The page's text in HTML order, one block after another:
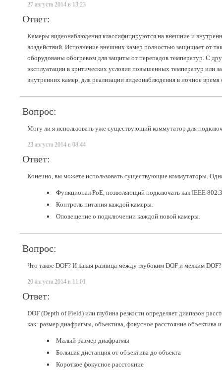
27 августа 2014 в 13:23
Ответ:
Камеры видеонаблюдения классифицируются на внешние и
воздействий. Исполнение внешних камер полностью защищает от
оборудованы обогревом для защиты от перепадов температур. С
эксплуатации в критических условия повышенных температур
внутренних камер, для реализации видеонаблюдения в ночное время
Вопрос:
Могу ли я использовать уже существующий коммутатор для
23 августа 2014 в 08:44
Ответ:
Конечно, вы можете использовать существующие коммутаторы.
Функционал PoE, позволяющий подключать как IEEE
Контроль питания каждой камеры.
Оповещение о подключении каждой новой камеры.
Вопрос:
Что такое DOF? И какая разница между глубоким DOF и мелким DOF?
20 августа 2014 в 11:01
Ответ:
DOF (Depth of Field) или глубина резкости определяет диапазон
как: размер диафрагмы, объектива, фокусное расстояние
Малый размер диафрагмы
Большая дистанция от объектива до объекта
Короткое фокусное расстояние